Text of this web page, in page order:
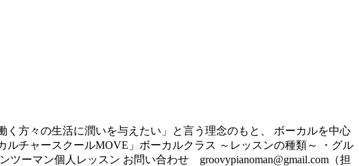
方々の生活に潤いを与えたい」と言う理念のもと、 ボーカルを中心
チャースクールMOVE」ボーカルクラス ～レッスンの種類～ ・グル
ーマン個人レッスン お問い合わせ groovypianoman@gmail.com（担